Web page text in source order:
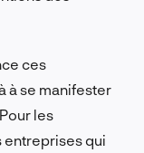
ces
à se manifester
les
entreprises qui